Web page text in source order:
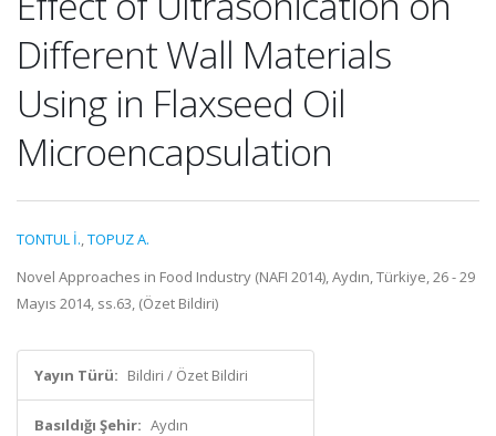
Different Wall Materials
Using in Flaxseed Oil
Microencapsulation
TONTUL İ.,TOPUZ A.
Novel Approaches in Food Industry (NAFI 2014), Aydın, Türkiye, 26 - 29
Mayıs 2014, ss.63, (Özet Bildiri)
Yayın Türü: Bildiri / Özet Bildiri
Basıldığı Şehir: Aydın